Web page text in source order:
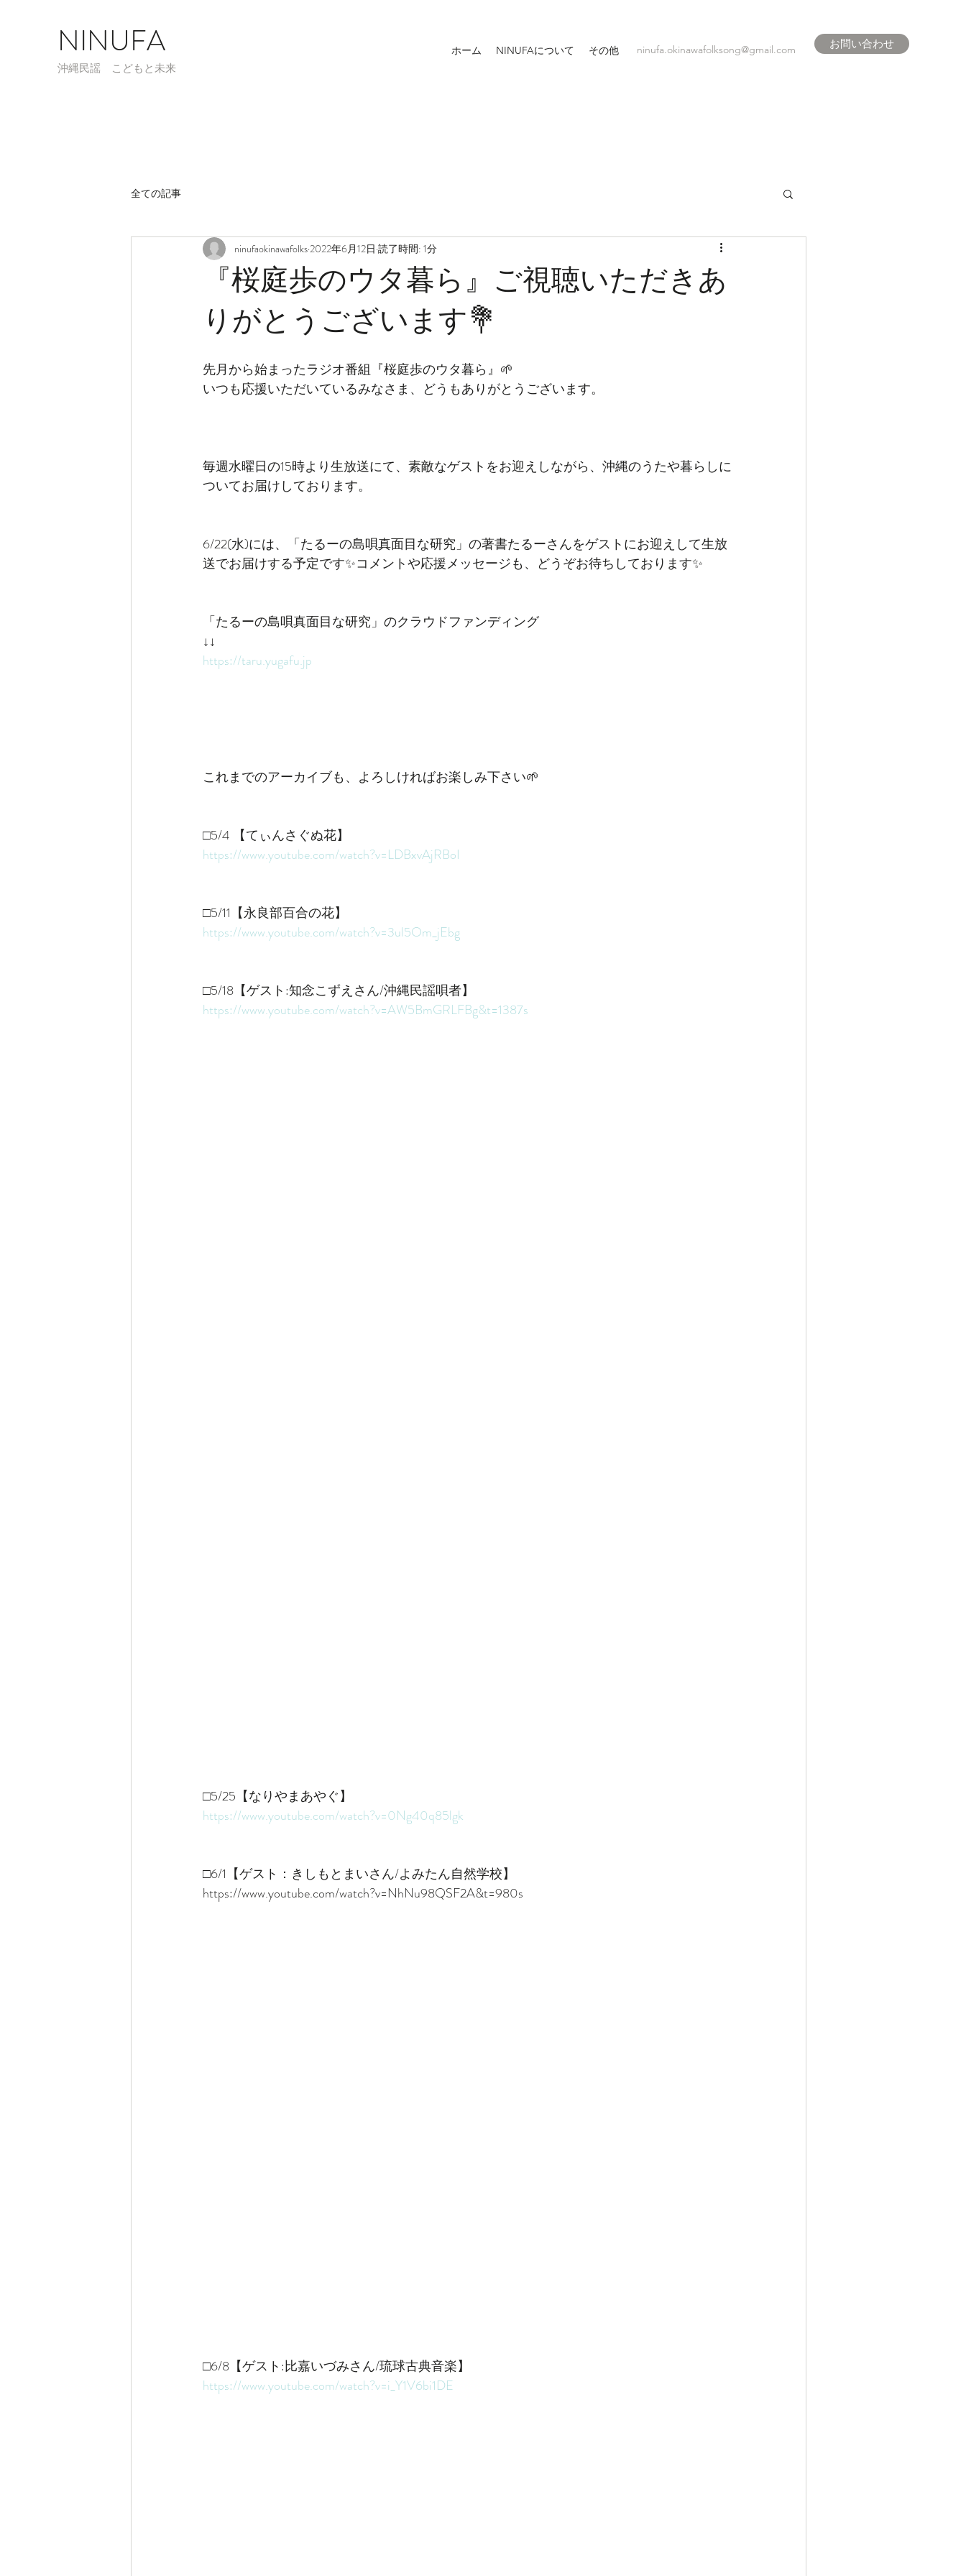
NINUFA
​沖縄民謡 こどもと未来
ホーム NINUFAについて その他 ninufa.okinawafolksong@gmail.com お問い合わせ
全ての記事
『桜庭歩のウタ暮ら』ご視聴いただきあ
りがとうございます💐
ninufaokinawafolks 2022年6月12日 読了時間: 1分
先月から始まったラジオ番組『桜庭歩のウタ暮ら』🌱
いつも応援いただいているみなさま、どうもありがとうございます。
毎週水曜日の15時より生放送にて、素敵なゲストをお迎えしながら、沖縄のうたや暮らしに
ついてお届けしております。
6/22(水)には、「たるーの島唄真面目な研究」の著書たるーさんをゲストにお迎えして生放
送でお届けする予定です✨コメントや応援メッセージも、どうぞお待ちしております✨
「たるーの島唄真面目な研究」のクラウドファンディング
↓↓
https://taru.yugafu.jp
これまでのアーカイブも、よろしければお楽しみ下さい🌱
□5/4 【てぃんさぐぬ花】
https://www.youtube.com/watch?v=LDBxvAjRBoI
□5/11【永良部百合の花】
https://www.youtube.com/watch?v=3ul5Om_jEbg
□5/18【ゲスト:知念こずえさん/沖縄民謡唄者】
https://www.youtube.com/watch?v=AW5BmGRLFBg&t=1387s
□5/25【なりやまあやぐ】
https://www.youtube.com/watch?v=0Ng40q85lgk
□6/1【ゲスト：きしもとまいさん/よみたん自然学校】
https://www.youtube.com/watch?v=NhNu98QSF2A&t=980s
□6/8【ゲスト:比嘉いづみさん/琉球古典音楽】
https://www.youtube.com/watch?v=i_Y1V6bi1DE